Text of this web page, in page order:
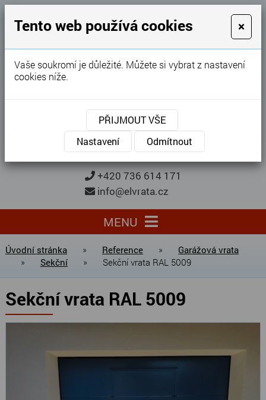
GARÁŽOVÁ VRATA
Karel Procházka
Garážová vrata, brány, ploty ...
Kontaktujte nás
KONTAKTUJTE NÁS
+420 736 614 171
info@elvrata.cz
MENU
Úvodní stránka » Reference »
Garážová vrata
»
Sekční » Sekční vrata RAL 5009
Sekční vrata RAL 5009
Tento web používá cookies ×
Vaše soukromí je důležité. Můžete si vybrat z nastavení
cookies níže.
PŘIJMOUT VŠE
Nastavení
Odmítnout